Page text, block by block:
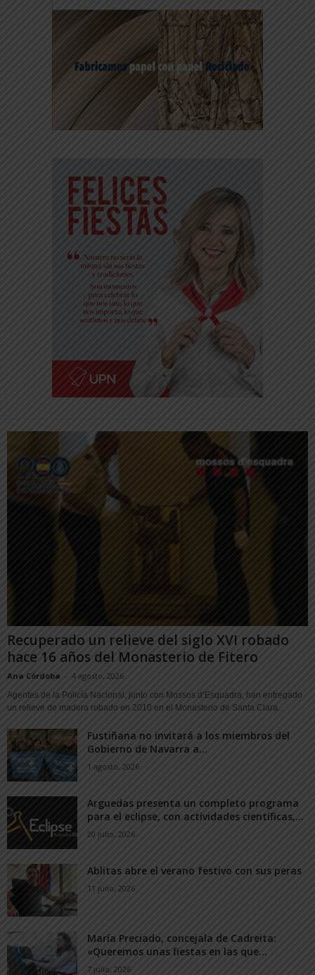
Recuperado un relieve del siglo XVI robado
hace 16 años del Monasterio de Fitero
Ana Córdoba - 4 agosto, 2026
Agentes de la Policía Nacional, junto con Mossos d’Esquadra, han entregado
un relieve de madera robado en 2010 en el Monasterio de Santa Clara...
Fustiñana no invitará a los miembros del
Gobierno de Navarra a...
1 agosto, 2026
Arguedas presenta un completo programa
para el eclipse, con actividades científicas,...
20 julio, 2026
Ablitas abre el verano festivo con sus peras
11 julio, 2026
María Preciado, concejala de Cadreita:
«Queremos unas fiestas en las que...
7 julio, 2026